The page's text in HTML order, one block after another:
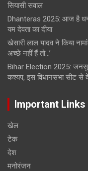
सियासी सवाल
Dhanteras 2025: आज है
यम देवता का दीया
खेसारी लाल यादव ने किया
अच्छे नहीं हैं तो…’
Bihar Election 2025:
कश्यप, इस विधानसभा सीट से
Important Links
खेल
टेक
देश
मनोरंजन